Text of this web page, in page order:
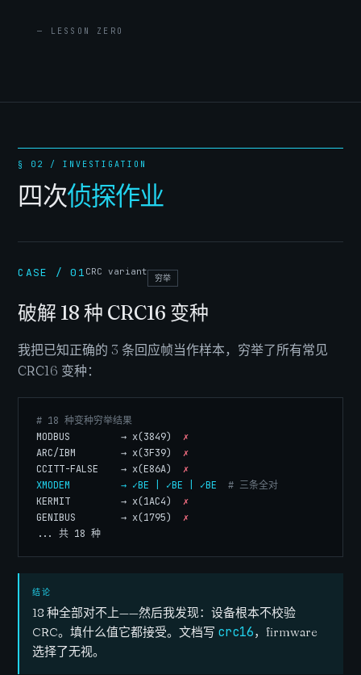
— LESSON ZERO
§ 02 / INVESTIGATION
四次侦探作业
CASE / 01 CRC variant
穷举
破解 18 种 CRC16 变种
我把已知正确的 3 条回应帧当作样本，穷举了所有常见
CRC16 变种：
# 18 种变种穷举结果
MODBUS         → x(3849) ✗
ARC/IBM        → x(3F39) ✗
CCITT-FALSE    → x(E86A) ✗
XMODEM         → ✓BE | ✓BE | ✓BE
# 三条全对
KERMIT         → x(1AC4) ✗
GENIBUS        → x(1795) ✗
... 共 18 种
结论
18 种全部对不上——然后我发现：设备根本不校验
CRC。填什么值它都接受。文档写 crc16，firmware
选择了无视。